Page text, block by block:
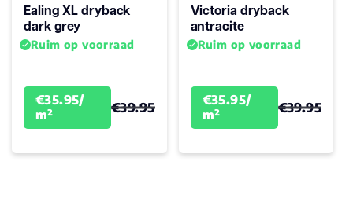
Ealing XL dryback
dark grey
Ruim op voorraad
€35.95/
m²
€39.95
Victoria dryback
antracite
Ruim op voorraad
€35.95/
m²
€39.95